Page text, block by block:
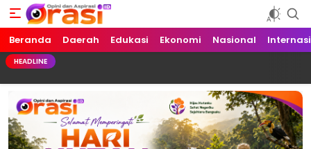
Orasi.ID
Opini dan Aspirasi!
Beranda Daerah Edukasi Ekonomi Nasional
HEADLINE